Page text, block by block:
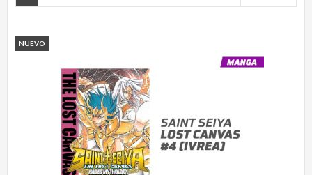
NUEVO